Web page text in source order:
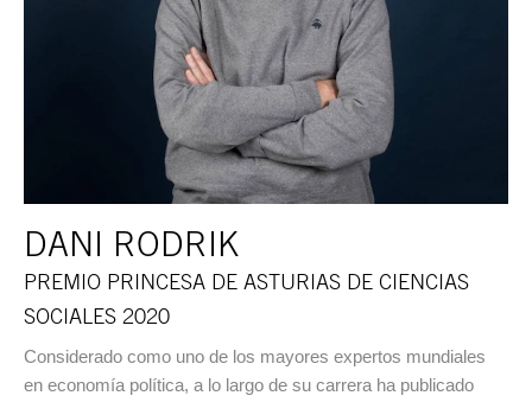
DANI RODRIK
PREMIO PRINCESA DE ASTURIAS DE CIENCIAS
SOCIALES 2020
Considerado como uno de los mayores expertos mundiales
en economía política, a lo largo de su carrera ha publicado